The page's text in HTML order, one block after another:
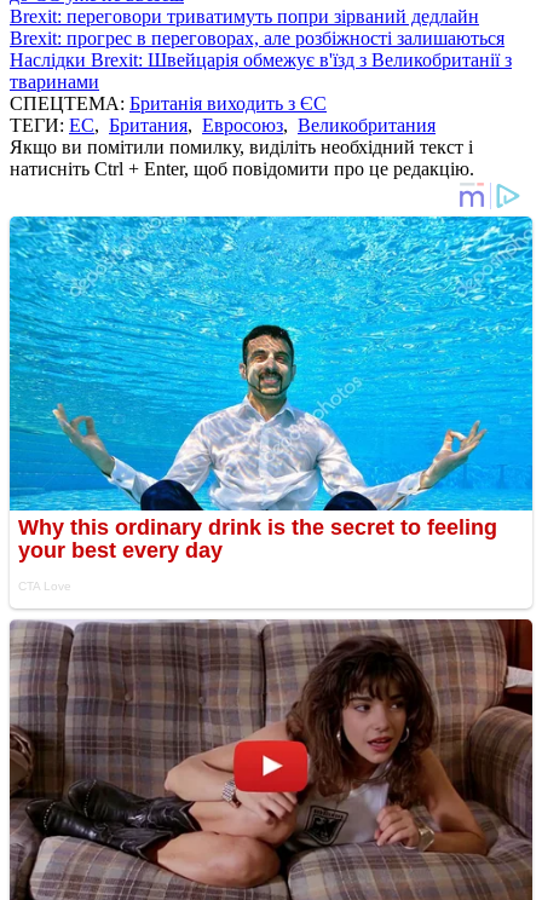
Brexit: переговори триватимуть попри зірваний дедлайн
Brexit: прогрес в переговорах, але розбіжності залишаються
Наслідки Brexit: Швейцарія обмежує в'їзд з Великобританії з
тваринами
СПЕЦТЕМА: Британія виходить з ЄС
ТЕГИ: ЕС, Британия, Евросоюз, Великобритания
Якщо ви помітили помилку, виділіть необхідний текст і
натисніть Ctrl + Enter, щоб повідомити про це редакцію.